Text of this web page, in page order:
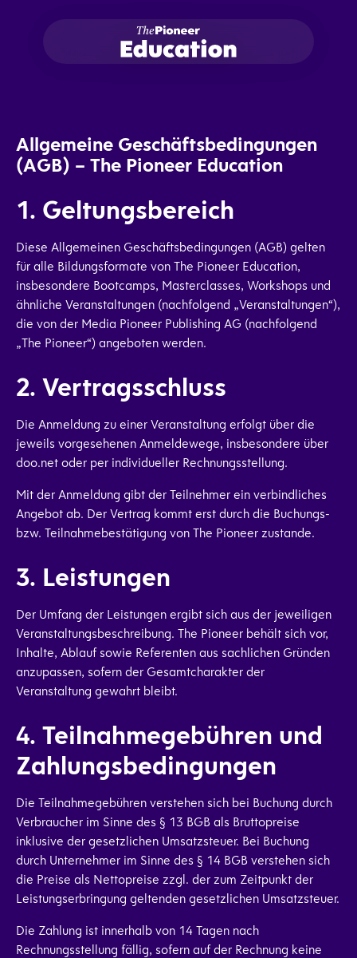
Allgemeine Geschäftsbedingungen
(AGB) – The Pioneer Education
1. Geltungsbereich
Diese Allgemeinen Geschäftsbedingungen (AGB) gelten
für alle Bildungsformate von The Pioneer Education,
insbesondere Bootcamps, Masterclasses, Workshops und
ähnliche Veranstaltungen (nachfolgend „Veranstaltungen“),
die von der Media Pioneer Publishing AG (nachfolgend
„The Pioneer“) angeboten werden.
2. Vertragsschluss
Die Anmeldung zu einer Veranstaltung erfolgt über die
jeweils vorgesehenen Anmeldewege, insbesondere über
doo.net oder per individueller Rechnungsstellung.
Mit der Anmeldung gibt der Teilnehmer ein verbindliches
Angebot ab. Der Vertrag kommt erst durch die Buchungs-
bzw. Teilnahmebestätigung von The Pioneer zustande.
3. Leistungen
Der Umfang der Leistungen ergibt sich aus der jeweiligen
Veranstaltungsbeschreibung. The Pioneer behält sich vor,
Inhalte, Ablauf sowie Referenten aus sachlichen Gründen
anzupassen, sofern der Gesamtcharakter der
Veranstaltung gewahrt bleibt.
4. Teilnahmegebühren und
Zahlungsbedingungen
Die Teilnahmegebühren verstehen sich bei Buchung durch
Verbraucher im Sinne des § 13 BGB als Bruttopreise
inklusive der gesetzlichen Umsatzsteuer. Bei Buchung
durch Unternehmer im Sinne des § 14 BGB verstehen sich
die Preise als Nettopreise zzgl. der zum Zeitpunkt der
Leistungserbringung geltenden gesetzlichen Umsatzsteuer.
Die Zahlung ist innerhalb von 14 Tagen nach
Rechnungsstellung fällig, sofern auf der Rechnung keine